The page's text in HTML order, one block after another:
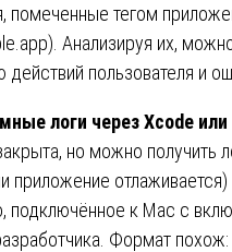
помеченные тегом
Анализируя их,
действий пользователя и
логи через Xcode
но можно получить
приложение отлаживается)
подключённое к Mac с
Формат